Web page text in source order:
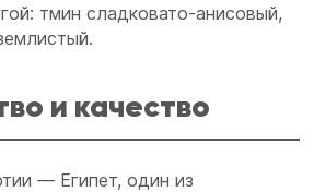
тмин сладковато-анисовый,
и качество
— Египет, один из